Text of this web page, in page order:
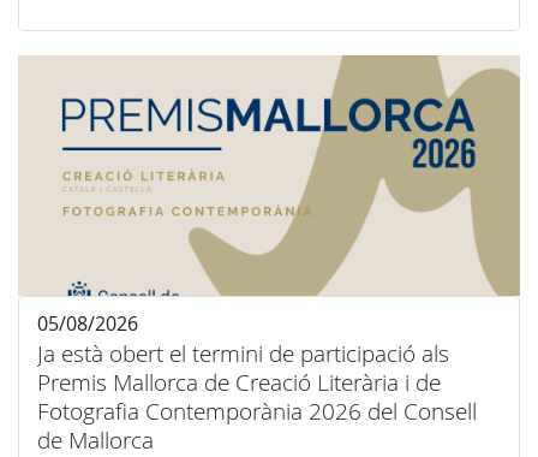
Ja està obert el termini de participació als
Premis Mallorca de Creació Literària i de
Fotografia Contemporània 2026 del Consell
de Mallorca
05/08/2026